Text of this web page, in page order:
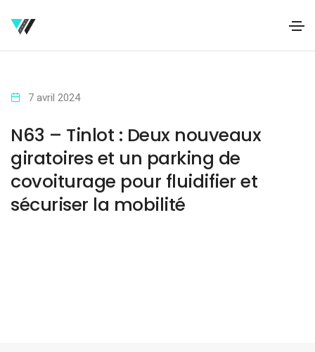
7 avril 2024
N63 – Tinlot : Deux nouveaux
giratoires et un parking de
covoiturage pour fluidifier et
sécuriser la mobilité